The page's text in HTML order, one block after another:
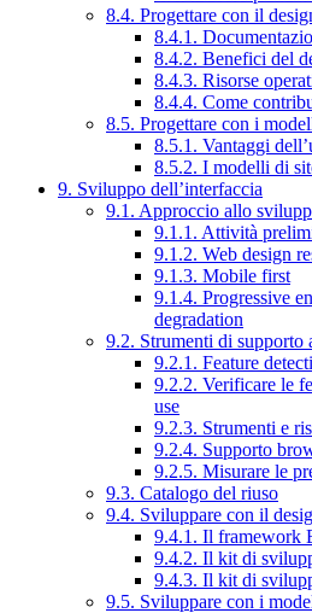
8.4. Progettare con il
8.4.1.
8.4.2. Benefici del
8.4.3. Risorse
8.4.4. Come
8.5. Progettare con i
8.5.1. Vantaggi
8.5.2. I modelli di
9. Sviluppo dell’interfaccia
9.1. Approccio allo
9.1.1. Attività
9.1.2. Web design
9.1.3. Mobile first
9.1.4. Progressive
degradation
9.2. Strumenti di
9.2.1. Feature
9.2.2. Verificare le
use
9.2.3. Strumenti e
9.2.4. Supporto
9.2.5. Misurare le
9.3. Catalogo del riuso
9.4. Sviluppare con il
9.4.1. Il framework
9.4.2. Il kit di
9.4.3. Il kit di
9.5. Sviluppare con i